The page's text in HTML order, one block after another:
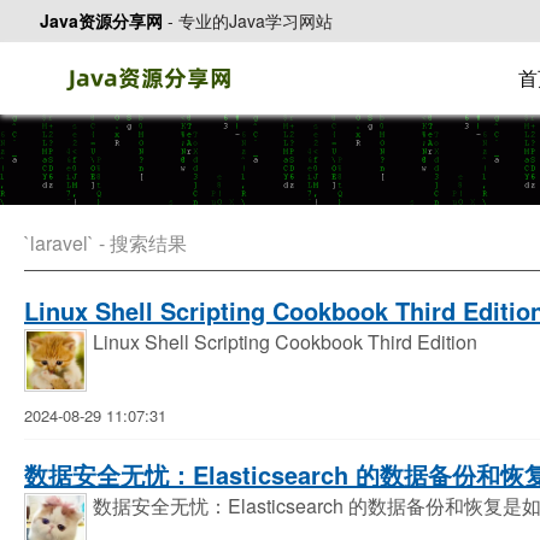
Java资源分享网 - 专业的Java学习网站
`laravel` - 搜索结果
Linux Shell Scripting Cookbook Third
Linux Shell Scripting Cookbook Third Edition
2024-08-29 11:07:31
数据安全无忧：Elasticsearch 的数据备份和恢
数据安全无忧：Elasticsearch 的数据备份和恢复是